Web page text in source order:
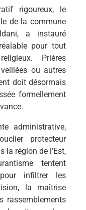
rigoureux, le
de la commune
a instauré
pour tout
Prières
ou autres
doit désormais
formellement
administrative,
protecteur
la région de l’Est,
tentent
infiltrer les
la maîtrise
rassemblements